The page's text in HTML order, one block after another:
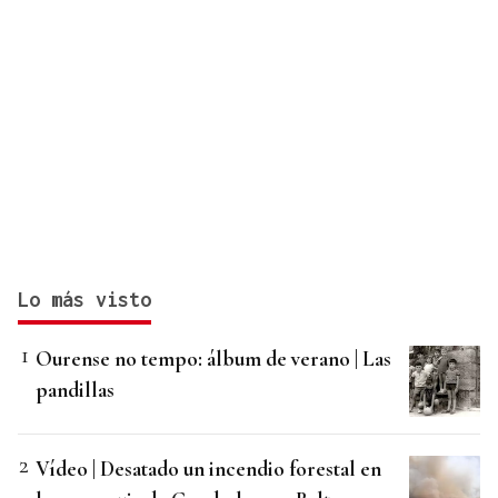
Lo más visto
Ourense no tempo: álbum de verano | Las
pandillas
Vídeo | Desatado un incendio forestal en